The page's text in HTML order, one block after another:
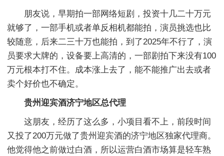
朋友说，早期拍一部网络短剧，投资十几二十万元
就够了，一部手机或者单反相机都能拍，演员挑选也比
较随意，后来二三十万也能拍，到了2025年不行了，演
员要求大牌的，设备要上高清的，一部剧拍下来没有100
万元根本打不住。成本涨上去了，能不能推广出去或者
卖个好价也不确定。
贵州迎宾酒济宁地区总代理
这朋友，经历了这么多，小项目看不上，前段时间
又投了200万元做了贵州迎宾酒的济宁地区独家代理商。
他觉得他之前做过白酒，所以运营白酒市场算是轻车熟